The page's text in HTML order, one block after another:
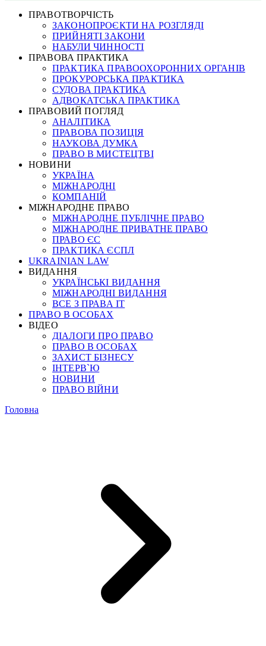
ПРАВОТВОРЧІСТЬ
ЗАКОНОПРОЄКТИ НА РОЗГЛЯДІ
ПРИЙНЯТІ ЗАКОНИ
НАБУЛИ ЧИННОСТІ
ПРАВОВА ПРАКТИКА
ПРАКТИКА ПРАВООХОРОННИХ ОРГАНІВ
ПРОКУРОРСЬКА ПРАКТИКА
СУДОВА ПРАКТИКА
АДВОКАТСЬКА ПРАКТИКА
ПРАВОВИЙ ПОГЛЯД
АНАЛІТИКА
ПРАВОВА ПОЗИЦІЯ
НАУКОВА ДУМКА
ПРАВО В МИСТЕЦТВІ
НОВИНИ
УКРАЇНА
МІЖНАРОДНІ
КОМПАНІЙ
МІЖНАРОДНЕ ПРАВО
МІЖНАРОДНЕ ПУБЛІЧНЕ ПРАВО
МІЖНАРОДНЕ ПРИВАТНЕ ПРАВО
ПРАВО ЄС
ПРАКТИКА ЄСПЛ
UKRAINIAN LAW
ВИДАННЯ
УКРАЇНСЬКІ ВИДАННЯ
МІЖНАРОДНІ ВИДАННЯ
ВСЕ З ПРАВА ІТ
ПРАВО В ОСОБАХ
ВІДЕО
ДІАЛОГИ ПРО ПРАВО
ПРАВО В ОСОБАХ
ЗАХИСТ БІЗНЕСУ
ІНТЕРВ`Ю
НОВИНИ
ПРАВО ВІЙНИ
Головна